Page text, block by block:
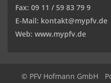
Fax: 09 11 / 59 83 79 9
E-Mail: kontakt@mypfv.de
Web: www.mypfv.de
© PFV Hofmann GmbH